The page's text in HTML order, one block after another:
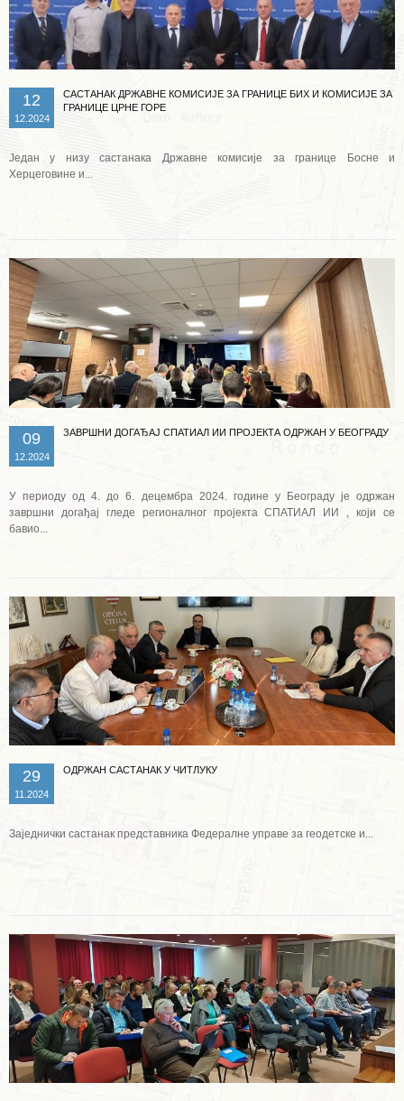
12
12.2024
САСТАНАК ДРЖАВНЕ КОМИСИЈЕ ЗА ГРАНИЦЕ БИХ И КОМИСИЈЕ ЗА
ГРАНИЦЕ ЦРНЕ ГОРЕ
Један у низу састанака Државне комисије за границе Босне и
Херцеговине и...
09
12.2024
ЗАВРШНИ ДОГАЂАЈ СПАТИАЛ ИИ ПРОЈЕКТА ОДРЖАН У БЕОГРАДУ
У периоду од 4. до 6. децембра 2024. године у Београду је одржан
завршни догађај гледе регионалног пројекта СПАТИАЛ ИИ , који се
бавио...
29
11.2024
ОДРЖАН САСТАНАК У ЧИТЛУКУ
Заједнички састанак представника Федералне управе за геодетске и...